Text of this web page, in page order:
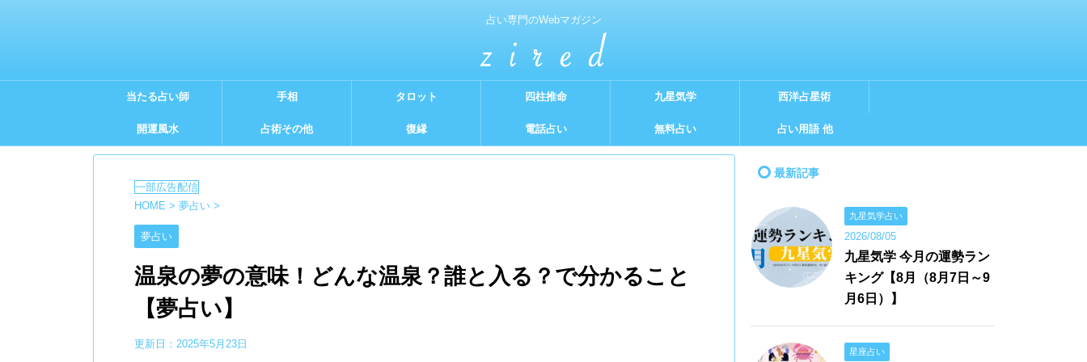
占い専門のWebマガジン
当たる占い師 手相 タロット 四柱推命 九星気学 西洋占星術
開運風水 占術その他 復縁 電話占い 無料占い 占い用語 他
HOME > 夢占い >
夢占い
温泉の夢の意味！どんな温泉？誰と入る？で分かること
【夢占い】
更新日： 2025年5月23日
最新記事
九星気学占い
2026/08/05
九星気学 今月の運勢ラン
キング【8月（8月7日～9
月6日）】
星座占い